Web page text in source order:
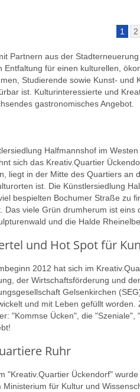
1 2
Partnern aus der
Entfaltung für einen kulturellen,
Studierende sowie Kunst- und
ist. Kulturinteressierte und
gastronomisches Angebot.
Halfmannshof im
sich das Kreativ.Quartier
liegt in der Mitte des Quartiers an
ist. Die Künstlersiedlung
bespielten Bochumer Straße zu
Das viele Grün drumherum ist
und die Halde
und Hot Spot für
2012 hat sich im
der Wirtschaftsförderung und
Gelsenkirchen
und mit Leben gefüllt
"Kommse Ücken", die
Ruhr
"Kreativ.Quartier Ückendorf"
Ministerium für Kultur und